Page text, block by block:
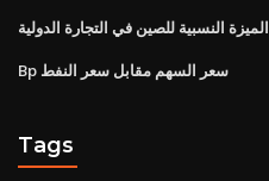
الميزة النسبية للصين في التجارة الدولية
Bp سعر السهم مقابل سعر النفط
Tags